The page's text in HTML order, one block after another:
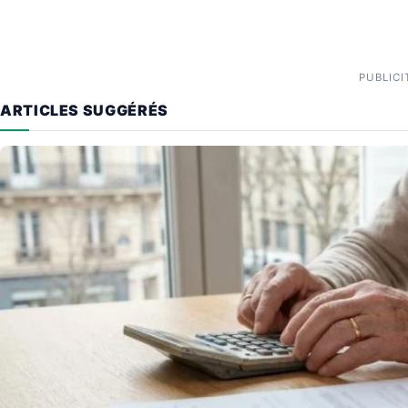
ARTICLES SUGGÉRÉS